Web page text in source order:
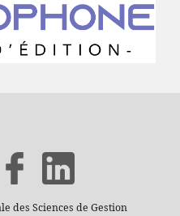
des Sciences de Gestion